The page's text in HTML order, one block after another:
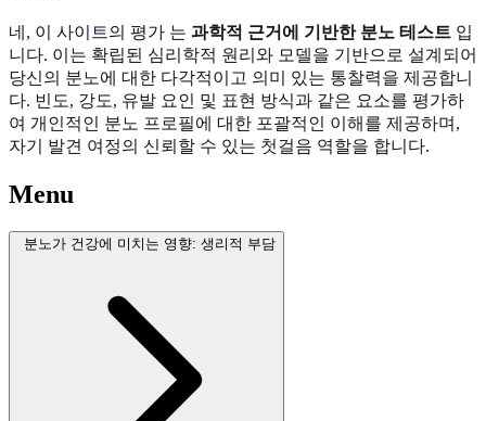
네, 이 사이트의 평가 는 과학적 근거에 기반한 분노 테스트 입
니다. 이는 확립된 심리학적 원리와 모델을 기반으로 설계되어
당신의 분노에 대한 다각적이고 의미 있는 통찰력을 제공합니
다. 빈도, 강도, 유발 요인 및 표현 방식과 같은 요소를 평가하
여 개인적인 분노 프로필에 대한 포괄적인 이해를 제공하며,
자기 발견 여정의 신뢰할 수 있는 첫걸음 역할을 합니다.
Menu
분노가 건강에 미치는 영향: 생리적 부담